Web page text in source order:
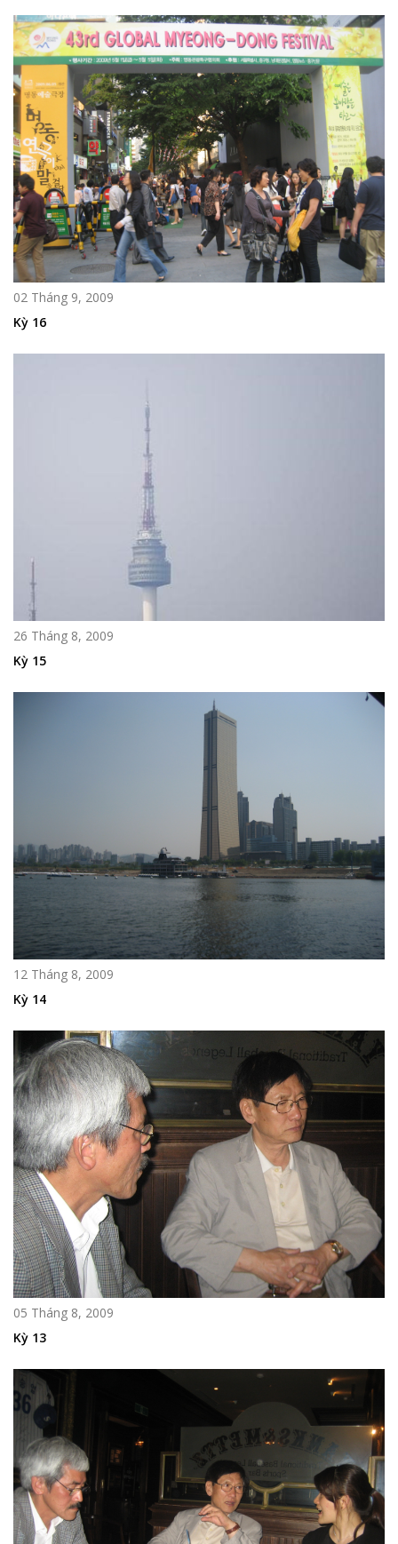
02 Tháng 9, 2009
Kỳ 16
26 Tháng 8, 2009
Kỳ 15
12 Tháng 8, 2009
Kỳ 14
05 Tháng 8, 2009
Kỳ 13